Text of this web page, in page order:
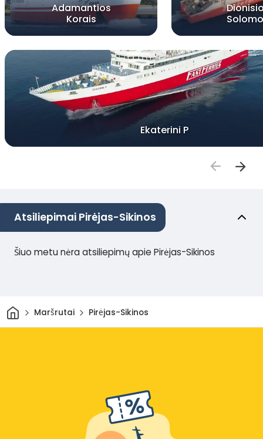
Adamantios
Korais
Ekaterini P
Atsiliepimai Pirėjas-Sikinos
Šiuo metu nėra atsiliepimų apie Pirėjas-Sikinos
Pradžia
Maršrutai Pirėjas-Sikinos